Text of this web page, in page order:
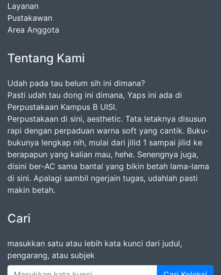
Layanan
Pustakawan
Area Anggota
Tentang Kami
Udah pada tau belum sih ini dimana?
Pasti udah tau dong ini dimana, Yaps ini ada di
Perpustakaan Kampus B UISI.
Perpustakaan di sini, aesthetic. Tata letaknya disusun
rapi dengan perpaduan warna soft yang cantik. Buku-
bukunya lengkap nih, mulai dari jilid 1 sampai jilid ke
berapapun yang kalian mau, hehe. Senengnya juga,
disini ber-AC sama bantal yang bikin betah lama-lama
di sini. Apalagi sambil ngerjain tugas, udahlah pasti
makin betah.
Cari
masukkan satu atau lebih kata kunci dari judul,
pengarang, atau subjek